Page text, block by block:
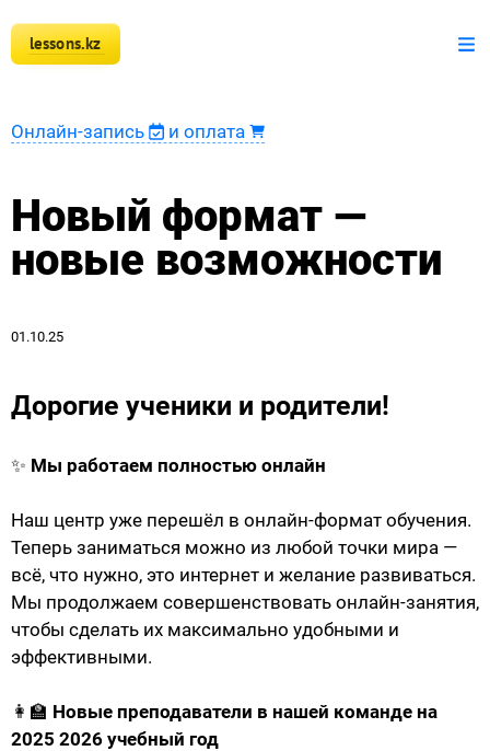
lessons.kz
+7 777 150 51 51
Математика
Информатика
Оплата
Регистрация преподавателя
Онлайн-запись и оплата
Новый формат —
новые возможности
01.10.25
Дорогие ученики и родители!
✨ Мы работаем полностью онлайн
Наш центр уже перешёл в онлайн-формат обучения.
Теперь заниматься можно из любой точки мира —
всё, что нужно, это интернет и желание развиваться.
Мы продолжаем совершенствовать онлайн-занятия,
чтобы сделать их максимально удобными и
эффективными.
👩‍🏫 Новые преподаватели в нашей команде на
2025 2026 учебный год